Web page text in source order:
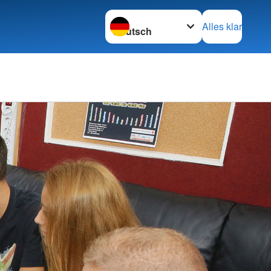
Sprache wechseln zu
Alles klar